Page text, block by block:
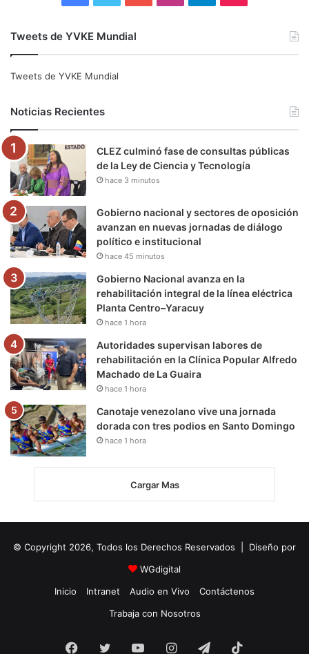
e
o
k
t
e
r
b
e
g
r
m
r
a
k
Tweets de YVKE Mundial
Tweets de YVKE Mundial
Noticias Recientes
CLEZ culminó fase de consultas públicas
de la Ley de Ciencia y Tecnología
hace 3 minutos
Gobierno nacional y sectores de oposición
avanzan en nuevas jornadas de diálogo
político e institucional
hace 45 minutos
Gobierno Nacional avanza en la
rehabilitación integral de la línea eléctrica
Planta Centro–Yaracuy
hace 1 hora
Autoridades supervisan labores de
rehabilitación en la Clínica Popular Alfredo
Machado de La Guaira
hace 1 hora
Canotaje venezolano vive una jornada
dorada con tres podios en Santo Domingo
hace 1 hora
Cargar Mas
© Copyright 2026, Todos los Derechos Reservados | Diseño por
WGdigital
Inicio
Intranet Audio en Vivo
Contáctenos
Trabaja con Nosotros
Facebook
Twitter YouTubeInstagramTelegram